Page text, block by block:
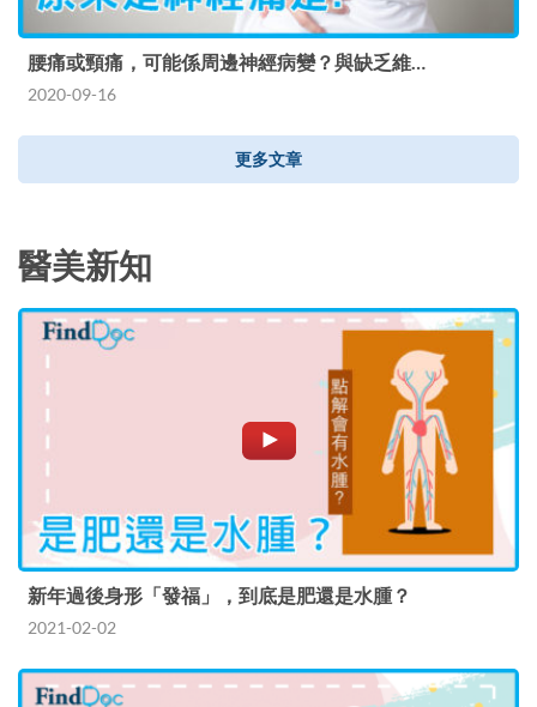
腰痛或頸痛，可能係周邊神經病變？與缺乏維…
2020-09-16
更多文章
醫美新知
新年過後身形「發福」，到底是肥還是水腫？
2021-02-02